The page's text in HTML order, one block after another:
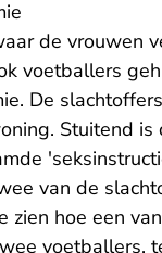
de vrouwen
voetballers
De
Stuitend is
van de
zien hoe een
voetballers,